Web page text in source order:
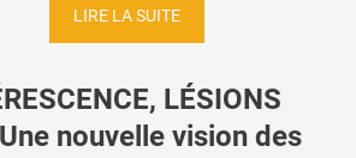
LIRE LA SUITE
LÉSIONS
nouvelle vision des